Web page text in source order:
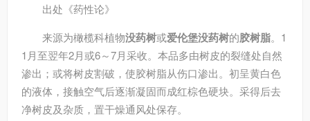
出处 《药性论》
来源为橄榄科植物没药树或爱伦堡没药树的胶树脂。1
1月至翌年2月或6～7月采收。本品多由树皮的裂缝处自然
渗出；或将树皮割破，使胶树脂从伤口渗出。初呈黄白色
的液体，接触空气后逐渐凝固而成红棕色硬块。采得后去
净树皮及杂质，置干燥通风处保存。